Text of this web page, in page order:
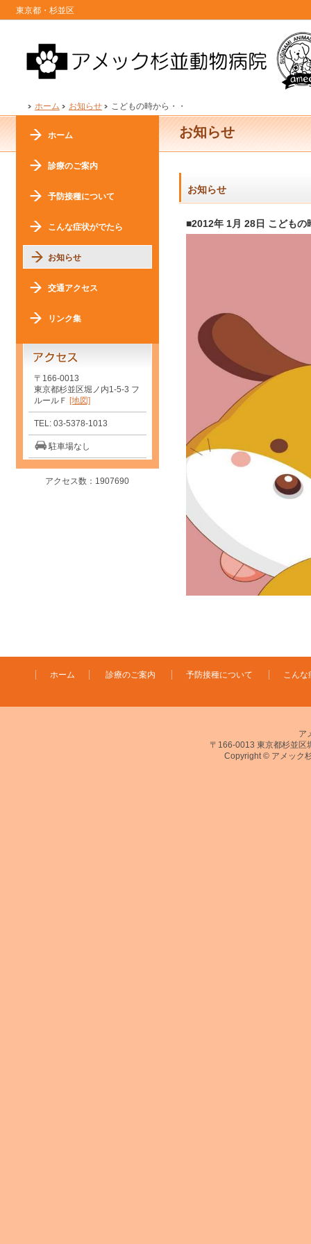
東京都・杉並区
ホーム お知らせ こどもの時から・・
お知らせ
お知らせ
■2012年 1月 28日 こどもの
ホーム
診療のご案内
予防接種について
こんな症状がでたら
お知らせ
交通アクセス
リンク集
〒166-0013
東京都杉並区堀ノ内1-5-3 フ
ルールＦ [地図]
TEL: 03-5378-1013
駐車場なし
アクセス数：1907690
ホーム 診療のご案内 予防接種について こん
ア
〒166-0013 東京都杉並区
Copyright © アメック